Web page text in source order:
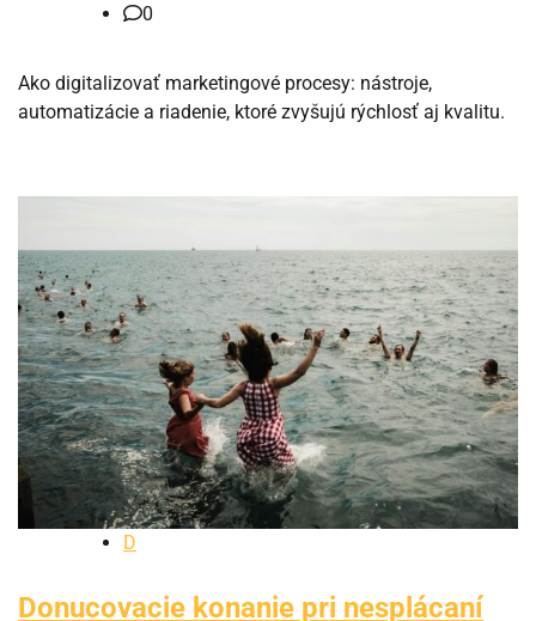
0
Ako digitalizovať marketingové procesy: nástroje,
automatizácie a riadenie, ktoré zvyšujú rýchlosť aj kvalitu.
D
Donucovacie konanie pri nesplácaní